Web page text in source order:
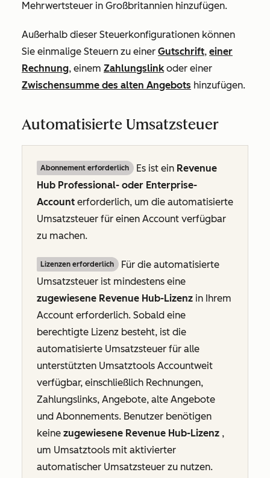
Mehrwertsteuer in Großbritannien hinzufügen.
Außerhalb dieser Steuerkonfigurationen können
Sie einmalige Steuern zu einer Gutschrift, einer
Rechnung, einem Zahlungslinkoder einer
Zwischensumme des alten Angebots hinzufügen.
Automatisierte Umsatzsteuer
Abonnement erforderlich Es ist ein Revenue
Hub Professional- oder Enterprise-
Account erforderlich, um die automatisierte
Umsatzsteuer für einen Account verfügbar
zu machen.
Lizenzen erforderlich
Für die automatisierte
Umsatzsteuer ist mindestens eine
zugewiesene Revenue Hub-Lizenz in Ihrem
Account erforderlich. Sobald eine
berechtigte Lizenz besteht, ist die
automatisierte Umsatzsteuer für alle
unterstützten Umsatztools Accountweit
verfügbar, einschließlich Rechnungen,
Zahlungslinks, Angebote, alte Angebote
und Abonnements. Benutzer benötigen
keine zugewiesene Revenue Hub-Lizenz ,
um Umsatztools mit aktivierter
automatischer Umsatzsteuer zu nutzen.